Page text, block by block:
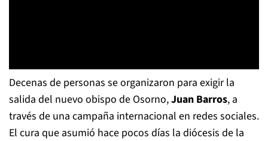
Decenas de personas se organizaron para exigir la
salida del nuevo obispo de Osorno,Juan Barros, a
través de una campaña internacional en redes sociales.
El cura que asumió hace pocos días la diócesis de la